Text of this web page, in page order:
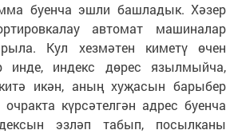
буенча эшли башладык. Хәзер
автомат машиналар
Кул хез­мәтен киметү өчен
инде, индекс дөрес язылмыйча,
икән, аның хуҗасын барыбер
күрсәтелгән адрес буенча
эзләп табып, посылканы